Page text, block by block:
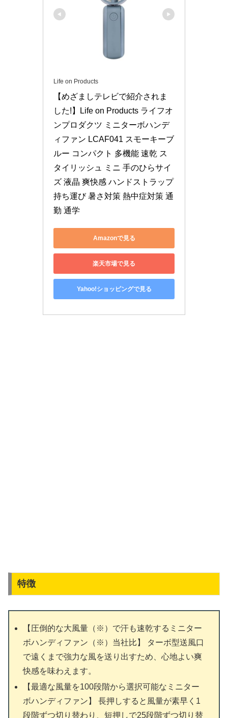
Life on Products
【めざましテレビで紹介されま
した!】Life on Products ライフオ
ンプロダクツ ミニターボハンデ
ィファン LCAF041 スモーキーブ
ルー コンパクト 多機能 速乾 ス
タイリッシュ ミニ 手のひらサイ
ズ 液晶 爽快感 ハンドストラップ
持ち運び 暑さ対策 熱中症対策 通
勤 通学
Amazonで見る
楽天市場で見る
Yahoo!ショッピングで見る
特徴
【圧倒的な大風量（※）で汗も速乾するミニター
ボハンディファン（※）当社比】 ターボ型送風口
で遠くまで強力な風を送り出すため、心地よい爽
快感を味わえます。
【最適な風量を100段階から選択可能なミニター
ボハンディファン】 長押しすると風量が素早く1
段階ずつ切り替わり、短押しで25段階ずつ切り替